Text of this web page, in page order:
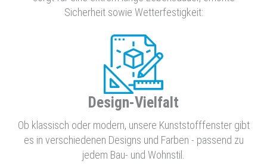
Sicherheit sowie Wetterfestigkeit:
Design-Vielfalt
Ob klassisch oder modern, unsere Kunststofffenster gibt
es in verschiedenen Designs und Farben - passend zu
jedem Bau- und Wohnstil.